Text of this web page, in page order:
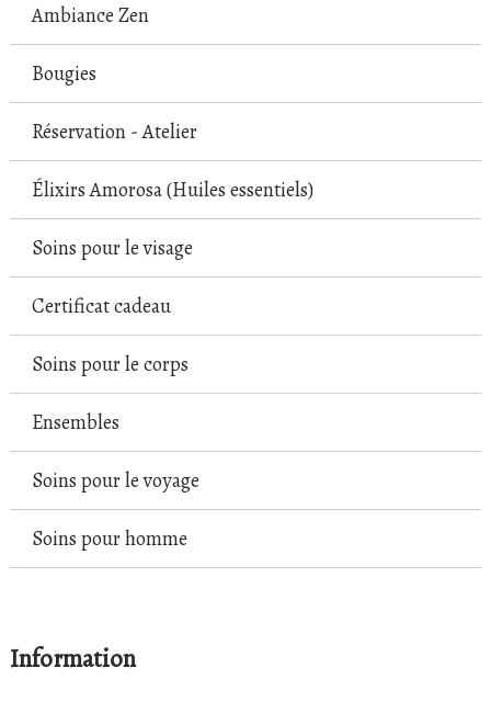
Ambiance Zen
Bougies
Réservation - Atelier
Élixirs Amorosa (Huiles essentiels)
Soins pour le visage
Certificat cadeau
Soins pour le corps
Ensembles
Soins pour le voyage
Soins pour homme
Information